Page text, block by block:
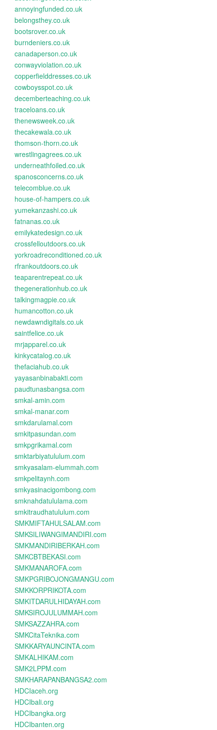
annoyingfunded.co.uk
belongsthey.co.uk
bootsrover.co.uk
burndeniers.co.uk
canadaperson.co.uk
conwayviolation.co.uk
copperfielddresses.co.uk
cowboysspot.co.uk
decemberteaching.co.uk
traceloans.co.uk
thenewsweek.co.uk
thecakewala.co.uk
thomson-thorn.co.uk
wrestlingagrees.co.uk
underneathfoiled.co.uk
spanosconcerns.co.uk
telecomblue.co.uk
house-of-hampers.co.uk
yumekanzashi.co.uk
fatnanas.co.uk
emilykatedesign.co.uk
crossfelloutdoors.co.uk
yorkroadreconditioned.co.uk
rfrankoutdoors.co.uk
teaparentrepeat.co.uk
thegenerationhub.co.uk
talkingmagpie.co.uk
humancotton.co.uk
newdawndigitals.co.uk
saintfelice.co.uk
mrjapparel.co.uk
kinkycatalog.co.uk
thefaciahub.co.uk
yayasanbinabakti.com
paudtunasbangsa.com
smkal-amin.com
smkal-manar.com
smkdarulamal.com
smkitpasundan.com
smkpgrikamal.com
smktarbiyatululum.com
smkyasalam-elummah.com
smkpelitaynh.com
smkyasinacigombong.com
smknahdatululama.com
smkitraudhatululum.com
SMKMIFTAHULSALAM.com
SMKSILIWANGIMANDIRI.com
SMKMANDIRIBERKAH.com
SMKCBTBEKASI.com
SMKMANAROFA.com
SMKPGRIBOJONGMANGU.com
SMKKORPRIKOTA.com
SMKITDARULHIDAYAH.com
SMKSIROJULUMMAH.com
SMKSAZZAHRA.com
SMKCitaTeknika.com
SMKKARYAUNCINTA.com
SMKALHIKAM.com
SMK2LPPM.com
SMKHARAPANBANGSA2.com
HDCIaceh.org
HDCIbali.org
HDCIbangka.org
HDCIbanten.org